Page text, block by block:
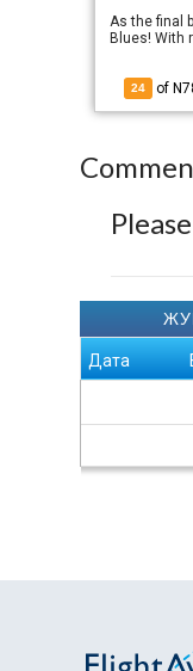
As the final
Blues! With
24 of
Please
Дата